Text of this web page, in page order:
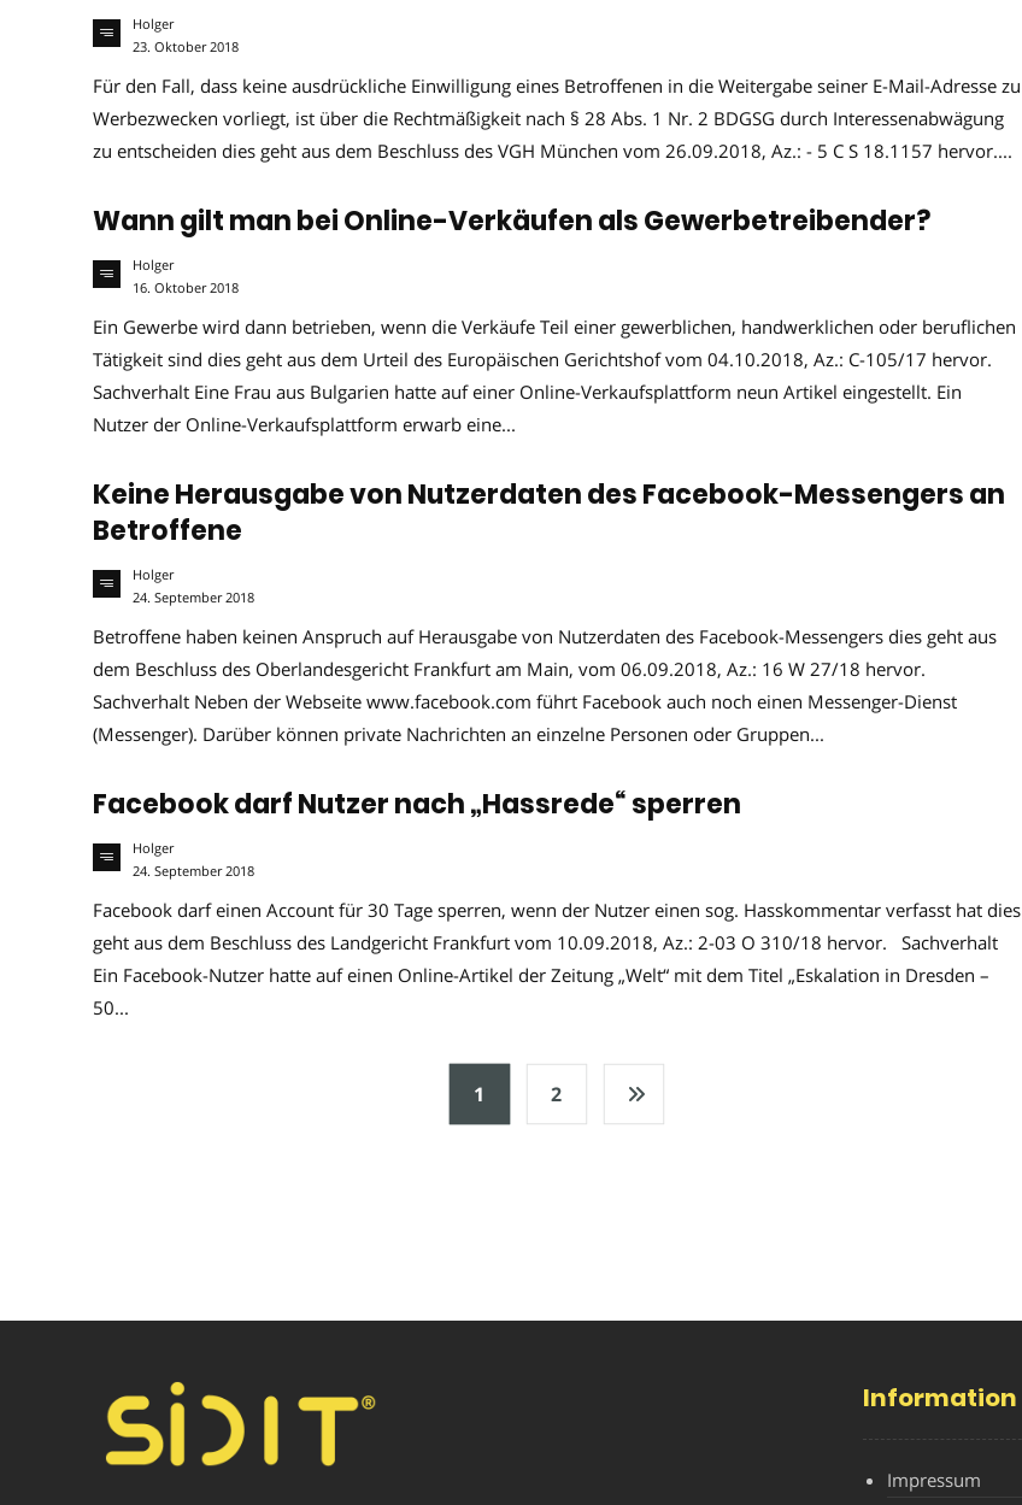
Holger
23. Oktober 2018
Für den Fall, dass keine ausdrückliche Einwilligung eines Betroffenen in die Weitergabe seiner E-Mail-Adresse zu
Werbezwecken vorliegt, ist über die Rechtmäßigkeit nach § 28 Abs. 1 Nr. 2 BDGSG durch Interessenabwägung
zu entscheiden dies geht aus dem Beschluss des VGH München vom 26.09.2018, Az.: - 5 C S 18.1157 hervor....
Wann gilt man bei Online-Verkäufen als Gewerbetreibender?
Holger
16. Oktober 2018
Ein Gewerbe wird dann betrieben, wenn die Verkäufe Teil einer gewerblichen, handwerklichen oder beruflichen
Tätigkeit sind dies geht aus dem Urteil des Europäischen Gerichtshof vom 04.10.2018, Az.: C-105/17 hervor.
Sachverhalt Eine Frau aus Bulgarien hatte auf einer Online-Verkaufsplattform neun Artikel eingestellt. Ein
Nutzer der Online-Verkaufsplattform erwarb eine...
Keine Herausgabe von Nutzerdaten des Facebook-Messengers an
Betroffene
Holger
24. September 2018
Betroffene haben keinen Anspruch auf Herausgabe von Nutzerdaten des Facebook-Messengers dies geht aus
dem Beschluss des Oberlandesgericht Frankfurt am Main, vom 06.09.2018, Az.: 16 W 27/18 hervor.
Sachverhalt Neben der Webseite www.facebook.com führt Facebook auch noch einen Messenger-Dienst
(Messenger). Darüber können private Nachrichten an einzelne Personen oder Gruppen...
Facebook darf Nutzer nach „Hassrede“ sperren
Holger
24. September 2018
Facebook darf einen Account für 30 Tage sperren, wenn der Nutzer einen sog. Hasskommentar verfasst hat dies
geht aus dem Beschluss des Landgericht Frankfurt vom 10.09.2018, Az.: 2-03 O 310/18 hervor. Sachverhalt
Ein Facebook-Nutzer hatte auf einen Online-Artikel der Zeitung „Welt“ mit dem Titel „Eskalation in Dresden –
50...
1 2
Information
Impressum